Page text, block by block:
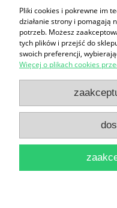
Pliki cookies i pokrewne im
działanie strony i pomagają
potrzeb. Możesz
tych plików i przejść do
swoich preferencji,
Więcej o plikach cookies